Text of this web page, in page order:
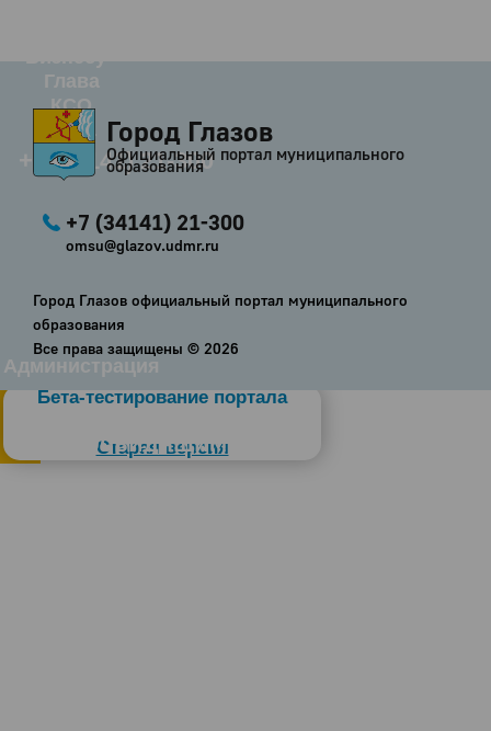
Бизнесу
Глава
КСО
Дума
+7 (34141) 21-300
Администрация
Бета-тестирование портала
Старая версия
Слабовидящим
Город Глазов
Официальный портал муниципального
образования
+7 (34141) 21-300
omsu@glazov.udmr.ru
Город Глазов официальный портал муниципального
образования
Все права защищены © 2026